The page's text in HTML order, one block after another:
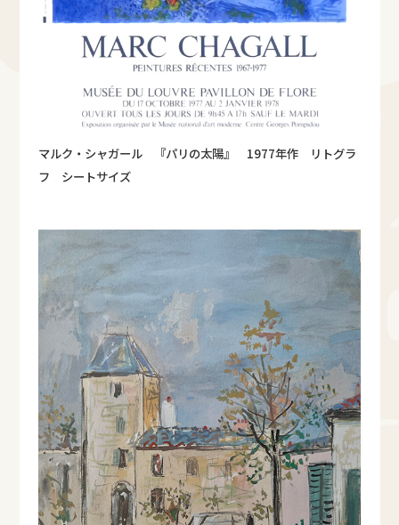
マルク・シャガール 『パリの太陽』 1977年作 リトグラ
フ シートサイズ